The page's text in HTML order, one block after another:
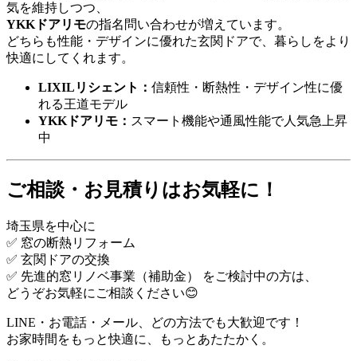
気を維持しつつ、
YKKドアリモの指名問い合わせが増えています。
どちらも性能・デザインに優れた玄関ドアで、暮らしをより
快適にしてくれます。
LIXILリシェント： 信頼性・断熱性・デザイン性に優
れる王道モデル
YKKドアリモ： スマート機能や通風性能で人気急上昇
中
ご相談・お見積りはお気軽に！
埼玉県を中心に
✅ 窓の断熱リフォーム
✅ 玄関ドアの交換
✅ 先進的窓リノベ事業（補助金） をご検討中の方は、
どうぞお気軽にご相談ください😊
LINE・お電話・メール、どの方法でも大歓迎です！
お家時間をもっと快適に、もっとあたたかく。